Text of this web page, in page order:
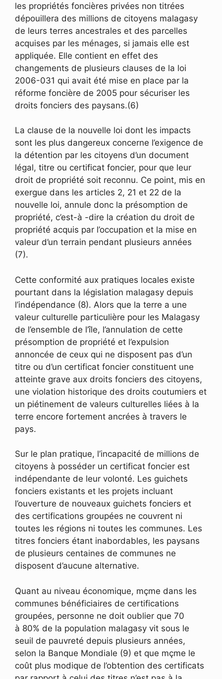
les propriétés foncières privées non titrées
dépouillera des millions de citoyens malagasy
de leurs terres ancestrales et des parcelles
acquises par les ménages, si jamais elle est
appliquée. Elle contient en effet des
changements de plusieurs clauses de la loi
2006-031 qui avait été mise en place par la
réforme foncière de 2005 pour sécuriser les
droits fonciers des paysans.(6)
La clause de la nouvelle loi dont les impacts
sont les plus dangereux concerne l’exigence de
la détention par les citoyens d’un document
légal, titre ou certificat foncier, pour que leur
droit de propriété soit reconnu. Ce point, mis en
exergue dans les articles 2, 21 et 22 de la
nouvelle loi, annule donc la présomption de
propriété, c’est-à -dire la création du droit de
propriété acquis par l’occupation et la mise en
valeur d’un terrain pendant plusieurs années
(7).
Cette conformité aux pratiques locales existe
pourtant dans la législation malagasy depuis
l’indépendance (8). Alors que la terre a une
valeur culturelle particulière pour les Malagasy
de l’ensemble de l’île, l’annulation de cette
présomption de propriété et l’expulsion
annoncée de ceux qui ne disposent pas d’un
titre ou d’un certificat foncier constituent une
atteinte grave aux droits fonciers des citoyens,
une violation historique des droits coutumiers et
un piétinement de valeurs culturelles liées à la
terre encore fortement ancrées à travers le
pays.
Sur le plan pratique, l’incapacité de millions de
citoyens à posséder un certificat foncier est
indépendante de leur volonté. Les guichets
fonciers existants et les projets incluant
l’ouverture de nouveaux guichets fonciers et
des certifications groupées ne couvrent ni
toutes les régions ni toutes les communes. Les
titres fonciers étant inabordables, les paysans
de plusieurs centaines de communes ne
disposent d’aucune alternative.
Quant au niveau économique, mçme dans les
communes bénéficiaires de certifications
groupées, personne ne doit oublier que 70
à 80% de la population malagasy vit sous le
seuil de pauvreté depuis plusieurs années,
selon la Banque Mondiale (9) et que mçme le
coût plus modique de l’obtention des certificats